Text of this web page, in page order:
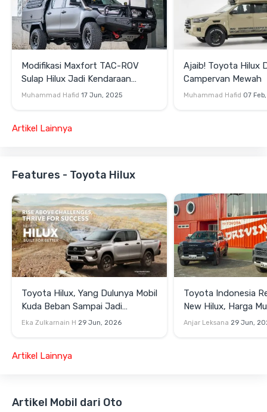
Modifikasi Maxfort TAC-ROV
Sulap Hilux Jadi Kendaraan
Taktis, Siap Gempur Pasar Global
Muhammad Hafid 17 Jun, 2025
Ajaib! Toyota Hilux
Campervan Mewah
Muhammad Hafid 07
Artikel Lainnya
Features - Toyota Hilux
Toyota Hilux, Yang Dulunya Mobil
Kuda Beban Sampai Jadi
Lifestyle
Eka Zulkarnain H 29 Jun, 2026
Toyota Indonesia
New Hilux, Harga
Jutaan
Anjar Leksana 29 Jun,
Artikel Lainnya
Artikel Mobil dari Oto